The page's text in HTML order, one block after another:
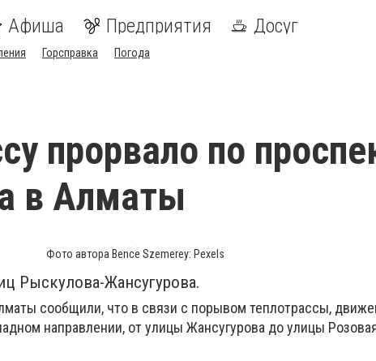
Афиша Предприятия Досуг
Горсправка Погода
прорвало по
в Алматы
Фото автора Bence Szemerey: Pexels
Рыскулова-Жансугурова.
сообщили, что в связи с порывом теплотрассы,
направлении, от улицы Жансугурова до улицы